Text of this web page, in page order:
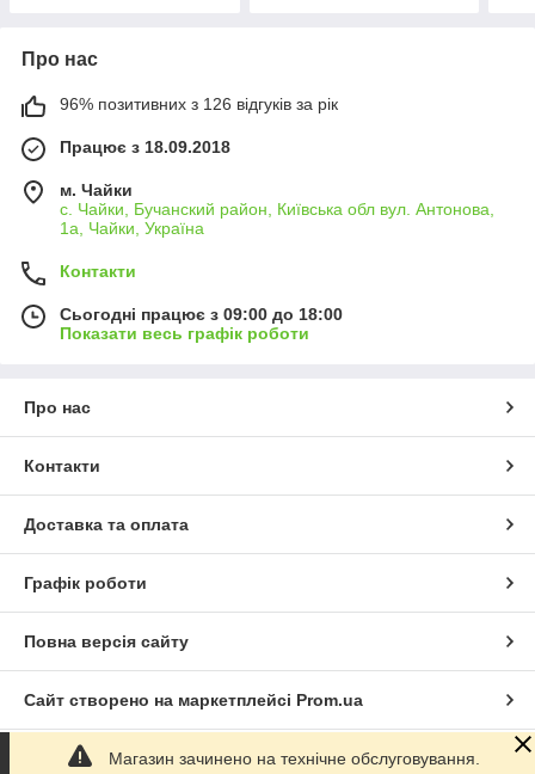
Про нас
96% позитивних з 126 відгуків за рік
Працює з 18.09.2018
м. Чайки
с. Чайки, Бучанский район, Київська обл вул. Антонова,
1а, Чайки, Україна
Контакти
Сьогодні працює з 09:00 до 18:00
Показати весь графік роботи
Про нас
Контакти
Доставка та оплата
Графік роботи
Повна версія сайту
Сайт створено на маркетплейсі Prom.ua
Політика конфіденційності
Магазин зачинено на технічне обслуговування.